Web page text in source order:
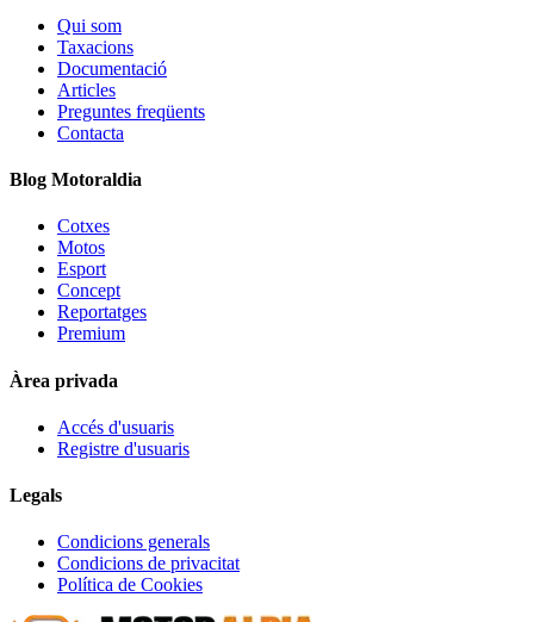
Qui som
Taxacions
Documentació
Articles
Preguntes freqüents
Contacta
Blog Motoraldia
Cotxes
Motos
Esport
Concept
Reportatges
Premium
Àrea privada
Accés d'usuaris
Registre d'usuaris
Legals
Condicions generals
Condicions de privacitat
Política de Cookies